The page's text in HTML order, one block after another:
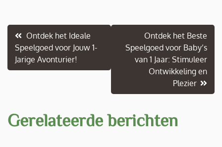
Berichtnavigatie
Ontdek het Ideale
Speelgoed voor Jouw 1-
Jarige Avonturier!
Ontdek het Beste
Speelgoed voor Baby’s
van 1 Jaar: Stimuleer
Ontwikkeling en
Plezier
Gerelateerde berichten